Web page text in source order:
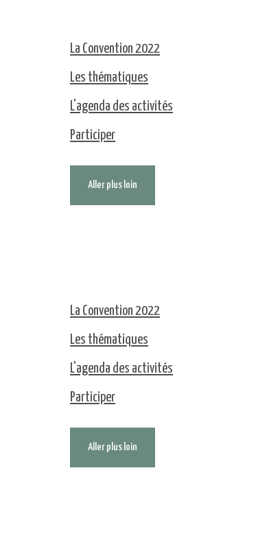
La Convention 2022
Les thématiques
L'agenda des activités
Participer
Aller plus loin
La Convention 2022
Les thématiques
L'agenda des activités
Participer
Aller plus loin